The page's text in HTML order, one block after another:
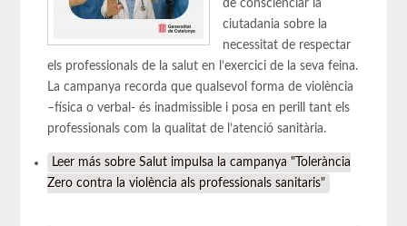
de conscienciar la
ciutadania sobre la
necessitat de respectar
els professionals de la salut en l’exercici de la seva feina.
La campanya recorda que qualsevol forma de violència
–física o verbal- és inadmissible i posa en perill tant els
professionals com la qualitat de l’atenció sanitària.
Leer más sobre Salut impulsa la campanya "Tolerància
Zero contra la violència als professionals sanitaris"